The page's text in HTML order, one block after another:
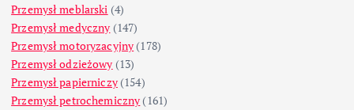
Przemysł meblarski (4)
Przemysł medyczny (147)
Przemysł motoryzacyjny (178)
Przemysł odzieżowy (13)
Przemysł papierniczy(154)
Przemysł petrochemiczny (161)